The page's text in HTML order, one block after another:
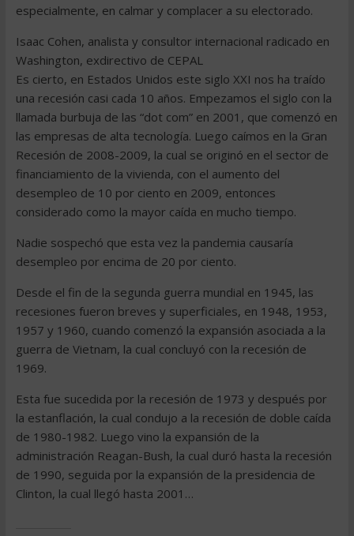
especialmente, en calmar y complacer a su electorado.
Isaac Cohen, analista y consultor internacional radicado en
Washington, exdirectivo de CEPAL
Es cierto, en Estados Unidos este siglo XXI nos ha traído
una recesión casi cada 10 años. Empezamos el siglo con la
llamada burbuja de las “dot com” en 2001, que comenzó en
las empresas de alta tecnología. Luego caímos en la Gran
Recesión de 2008-2009, la cual se originó en el sector de
financiamiento de la vivienda, con el aumento del
desempleo de 10 por ciento en 2009, entonces
considerado como la mayor caída en mucho tiempo.
Nadie sospechó que esta vez la pandemia causaría
desempleo por encima de 20 por ciento.
Desde el fin de la segunda guerra mundial en 1945, las
recesiones fueron breves y superficiales, en 1948, 1953,
1957 y 1960, cuando comenzó la expansión asociada a la
guerra de Vietnam, la cual concluyó con la recesión de
1969.
Esta fue sucedida por la recesión de 1973 y después por
la estanflación, la cual condujo a la recesión de doble caída
de 1980-1982. Luego vino la expansión de la
administración Reagan-Bush, la cual duró hasta la recesión
de 1990, seguida por la expansión de la presidencia de
Clinton, la cual llegó hasta 2001…